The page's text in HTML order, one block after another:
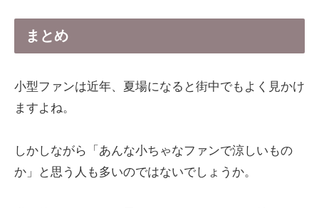
まとめ
小型ファンは近年、夏場になると街中でもよく見かけ
ますよね。
しかしながら「あんな小ちゃなファンで涼しいもの
か」と思う人も多いのではないでしょうか。